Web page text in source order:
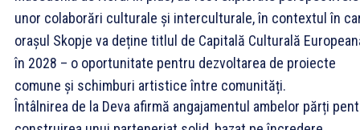
unor colaborări culturale și interculturale, în contextul în
orașul Skopje va deține titlul de Capitală Culturală
în 2028 – o oportunitate pentru dezvoltarea de proiecte
comune și schimburi artistice între comunități.
Întâlnirea de la Deva afirmă angajamentul ambelor părți